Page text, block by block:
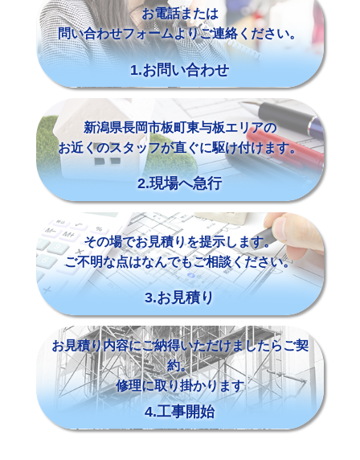
お電話または
問い合わせフォームよりご連絡ください。
1.お問い合わせ
新潟県長岡市板町東与板エリアの
お近くのスタッフが直ぐに駆け付けます。
2.現場へ急行
その場でお見積りを提示します。
ご不明な点はなんでもご相談ください。
3.お見積り
お見積り内容にご納得いただけましたらご契
約。
修理に取り掛かります
4.工事開始